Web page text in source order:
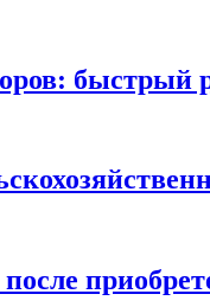
быстрый